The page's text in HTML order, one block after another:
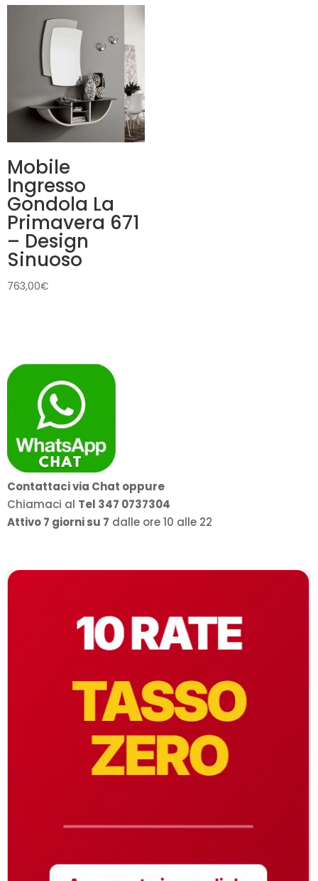
1.139,00€
a
1.589,00€
Mobile
Ingresso
Gondola La
Primavera 671
– Design
Sinuoso
763,00€
Contattaci via Chat oppure
Chiamaci al Tel 347 0737304
Attivo 7 giorni su 7 dalle ore 10 alle 22